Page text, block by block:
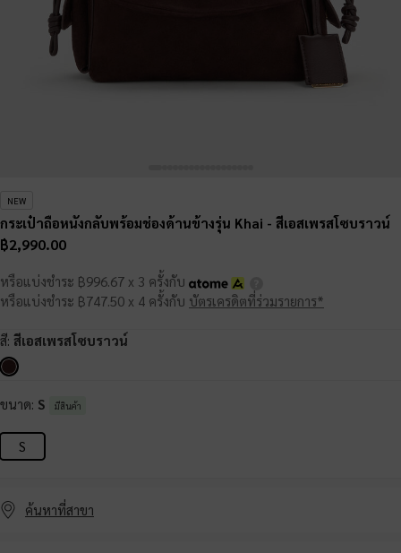
NEW
กระเป๋าถือหนังกลับพร้อมช่องด้านข้างรุ่น Khai - สีเอสเพรสโซบราวน์
฿2,990.00
หรือแบ่งชำระ ฿996.67 x 3 ครั้งกับ
หรือแบ่งชำระ ฿747.50 x 4 ครั้งกับ บัตรเครดิตที่ร่วมรายการ*
สี: สีเอสเพรสโซบราวน์
ขนาด: S มีสินค้า
S
ค้นหาที่สาขา